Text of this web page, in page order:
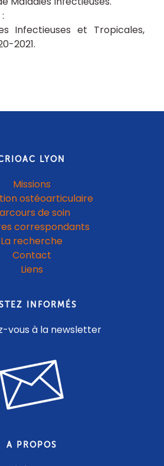
Infectieuses et Tropicales,
2021
LYON
Missions
ostéoarticulaire
de soin
correspondants
La recherche
Contact
Liens
INFORMÉS
vous à la newsletter
A PROPOS